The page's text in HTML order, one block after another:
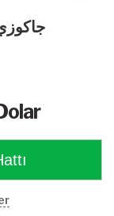
جاكوزي دائري